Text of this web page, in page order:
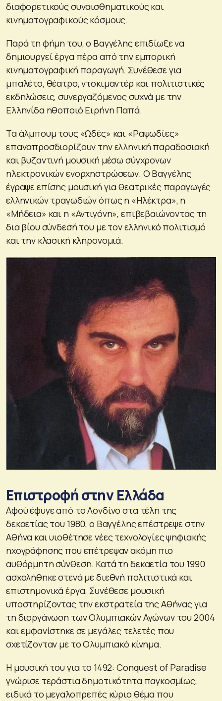
διαφορετικούς συναισθηματικούς και
κινηματογραφικούς κόσμους.
Παρά τη φήμη του, ο Βαγγέλης επιδίωξε να
δημιουργεί έργα πέρα ​​από την εμπορική
κινηματογραφική παραγωγή. Συνέθεσε για
μπαλέτο, θέατρο, ντοκιμαντέρ και πολιτιστικές
εκδηλώσεις, συνεργαζόμενος συχνά με την
Ελληνίδα ηθοποιό Ειρήνη Παπά.
Τα άλμπουμ τους «Ωδές» και «Ραψωδίες»
επαναπροσδιορίζουν την ελληνική παραδοσιακή
και βυζαντινή μουσική μέσω σύγχρονων
ηλεκτρονικών ενορχηστρώσεων. Ο Βαγγέλης
έγραψε επίσης μουσική για θεατρικές παραγωγές
ελληνικών τραγωδιών όπως η «Ηλέκτρα», η
«Μήδεια» και η «Αντιγόνη», επιβεβαιώνοντας τη
δια βίου σύνδεσή του με τον ελληνικό πολιτισμό
και την κλασική κληρονομιά.
Επιστροφή στην Ελλάδα
Αφού έφυγε από το Λονδίνο στα τέλη της
δεκαετίας του 1980, ο Βαγγέλης επέστρεψε στην
Αθήνα και υιοθέτησε νέες τεχνολογίες ψηφιακής
ηχογράφησης που επέτρεψαν ακόμη πιο
αυθόρμητη σύνθεση. Κατά τη δεκαετία του 1990
ασχολήθηκε στενά με διεθνή πολιτιστικά και
επιστημονικά έργα. Συνέθεσε μουσική
υποστηρίζοντας την εκστρατεία της Αθήνας για
τη διοργάνωση των Ολυμπιακών Αγώνων του 2004
και εμφανίστηκε σε μεγάλες τελετές που
σχετίζονταν με το Ολυμπιακό κίνημα.
Η μουσική του για το 1492: Conquest of Paradise
γνώρισε τεράστια δημοτικότητα παγκοσμίως,
ειδικά το μεγαλοπρεπές κύριο θέμα που